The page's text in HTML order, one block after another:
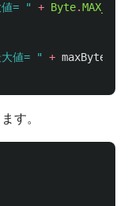
= " + Byte.
値= " + maxByte
す。